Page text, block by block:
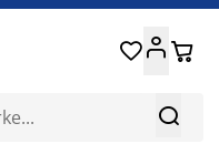

 